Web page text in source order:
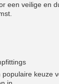
een veilige en
populaire keuze